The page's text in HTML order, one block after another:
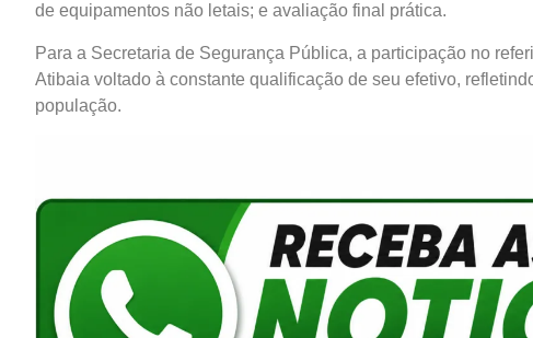
de equipamentos não letais; e avaliação final prática.
Para a Secretaria de Segurança Pública, a participação no
Atibaia voltado à constante qualificação de seu efetivo,
população.